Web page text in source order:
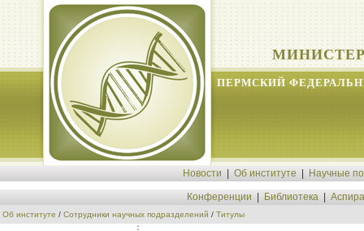
ПЕРМСКИЙ
Новости Об институте Научные
Конференции Библиотека
Об институте / Сотрудники научных подразделений / Титулы